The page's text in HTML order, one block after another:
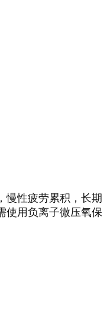
慢性疲劳累积，长期
使用负离子微压氧保